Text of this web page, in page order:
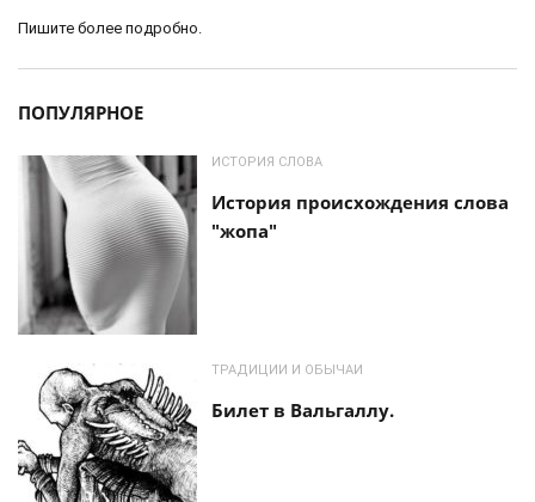
Пишите более подробно.
ПОПУЛЯРНОЕ
ИСТОРИЯ СЛОВА
История происхождения слова
"жопа"
ТРАДИЦИИ И ОБЫЧАИ
Билет в Вальгаллу.